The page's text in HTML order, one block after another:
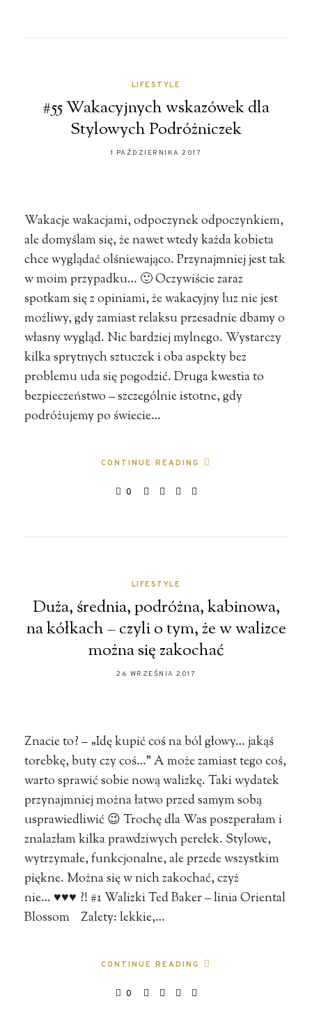
LIFESTYLE
#55 Wakacyjnych wskazówek dla
Stylowych Podróżniczek
1 PAŹDZIERNIKA 2017
Wakacje wakacjami, odpoczynek odpoczynkiem,
ale domyślam się, że nawet wtedy każda kobieta
chce wyglądać olśniewająco. Przynajmniej jest tak
w moim przypadku… 🙂 Oczywiście zaraz
spotkam się z opiniami, że wakacyjny luz nie jest
możliwy, gdy zamiast relaksu przesadnie dbamy o
własny wygląd. Nic bardziej mylnego. Wystarczy
kilka sprytnych sztuczek i oba aspekty bez
problemu uda się pogodzić. Druga kwestia to
bezpieczeństwo – szczególnie istotne, gdy
podróżujemy po świecie…
CONTINUE READING
0
LIFESTYLE
Duża, średnia, podróżna, kabinowa,
na kółkach – czyli o tym, że w walizce
można się zakochać
26 WRZEŚNIA 2017
Znacie to? – „Idę kupić coś na ból głowy… jakąś
torebkę, buty czy coś…” A może zamiast tego coś,
warto sprawić sobie nową walizkę. Taki wydatek
przynajmniej można łatwo przed samym sobą
usprawiedliwić 😉 Trochę dla Was poszperałam i
znalazłam kilka prawdziwych perełek. Stylowe,
wytrzymałe, funkcjonalne, ale przede wszystkim
piękne. Można się w nich zakochać, czyż
nie… ♥♥♥ ?! #1 Walizki Ted Baker – linia Oriental
Blossom Zalety: lekkie,…
CONTINUE READING
0